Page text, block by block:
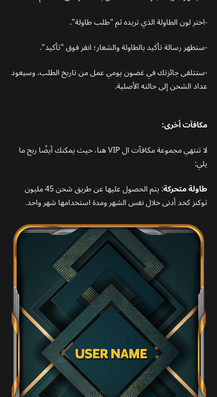
-اختر لون الطاولة الذي تريده ثم "طلب طاولة".
-ستظهر رسالة تأكيد بالطاولة والشعار؛ انقر فوق "تأكيد".
-ستتلقى جائزتك في غضون يومي عمل من تاريخ الطلب، وسيعود
عداد الشحن إلى حالته الأصلية.
مكافآت أخرى:
لا تنتهي مجموعة مكافآت ال VIP هنا، حيث يمكنك أيضًا ربح ما
يلي:
طاولة متحركة
: يتم الحصول عليها عن طريق شحن 45 مليون
توكنز كحد أدنى خلال نفس الشهر ومدة استخدامها شهر واحد.